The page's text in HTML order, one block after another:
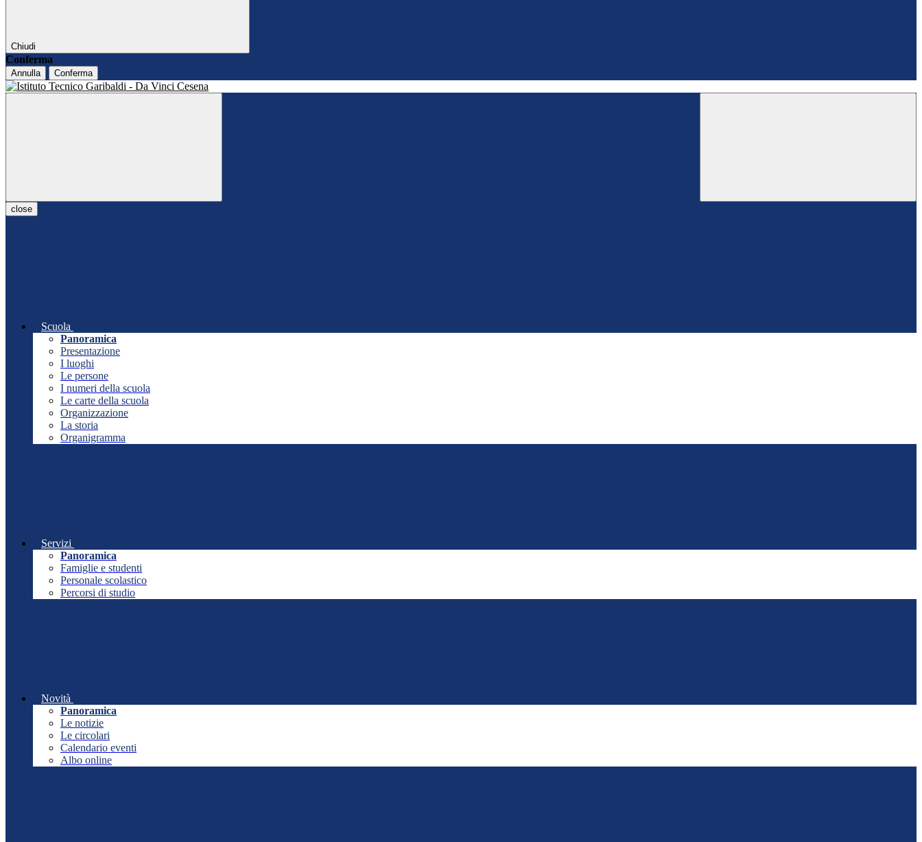
Chiudi
Conferma
Annulla Conferma
close
Scuola
Panoramica
Presentazione
I luoghi
Le persone
I numeri della scuola
Le carte della scuola
Organizzazione
La storia
Organigramma
Servizi
Panoramica
Famiglie e studenti
Personale scolastico
Percorsi di studio
Novità
Panoramica
Le notizie
Le circolari
Calendario eventi
Albo online